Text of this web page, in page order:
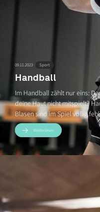
09.11.2023 Sport
Handball
Im Handball zählt nur eins:
deine Haut nicht mitspielt?
Blasen sind im Spiel völlig
Weiterlesen